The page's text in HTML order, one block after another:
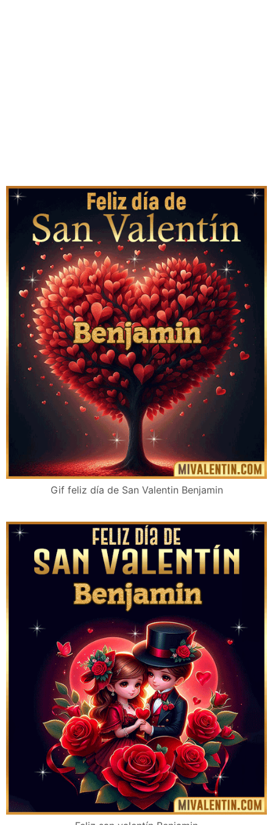
Gif feliz día de San Valentin Benjamin